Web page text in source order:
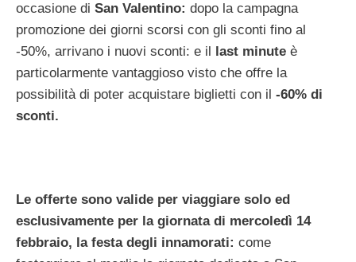
occasione di San Valentino: dopo la campagna
promozione dei giorni scorsi con gli sconti fino al
-50%, arrivano i nuovi sconti: e il
last minute è
particolarmente vantaggioso visto che offre la
possibilità di poter acquistare biglietti con il -60% di
sconti.
Le offerte sono valide per viaggiare solo ed
esclusivamente per la giornata di mercoledì 14
febbraio, la festa degli innamorati: come